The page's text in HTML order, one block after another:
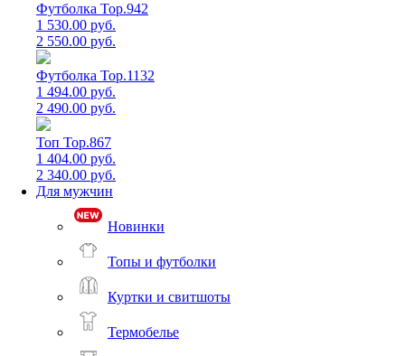
Футболка Top.942
1 530.00 руб.
2 550.00 руб.
Футболка Top.1132
1 494.00 руб.
2 490.00 руб.
Топ Top.867
1 404.00 руб.
2 340.00 руб.
Для мужчин
Новинки
Топы и футболки
Куртки и свитшоты
Термобелье